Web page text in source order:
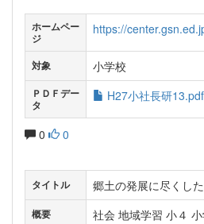
ホームペー
ジ
https://
対象 小学校
ＰＤＦデー
タ
H27小社長研13.pdf
0 0
タイトル 郷土の発展に尽くし
概要 社会 地域学習 小４